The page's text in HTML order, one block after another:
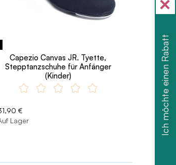
Capezio Canvas JR. Tyette,
Stepptanzschuhe für Anfänger
(Kinder)
€
Lager
Ich möchte einen Rabatt